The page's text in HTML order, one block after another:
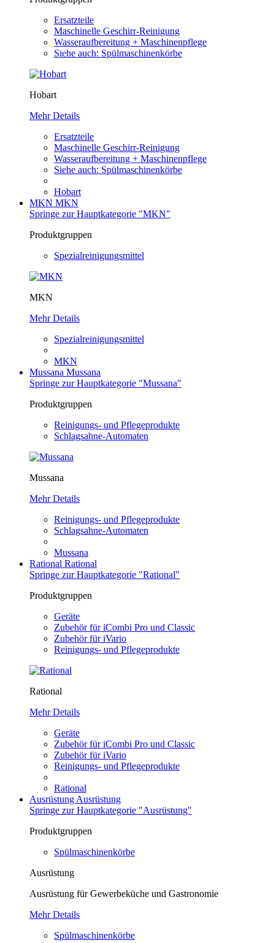
Ersatzteile
Maschinelle Geschirr-Reinigung
Wasseraufbereitung + Maschinenpflege
Siehe auch: Spülmaschinenkörbe
Hobart
Mehr Details
Ersatzteile
Maschinelle Geschirr-Reinigung
Wasseraufbereitung + Maschinenpflege
Siehe auch: Spülmaschinenkörbe
Hobart
MKN MKN
Springe zur Hauptkategorie "MKN"
Produktgruppen
Spezialreinigungsmittel
MKN
Mehr Details
Spezialreinigungsmittel
MKN
Mussana Mussana
Springe zur Hauptkategorie "Mussana"
Produktgruppen
Reinigungs- und Pflegeprodukte
Schlagsahne-Automaten
Mussana
Mehr Details
Reinigungs- und Pflegeprodukte
Schlagsahne-Automaten
Mussana
Rational Rational
Springe zur Hauptkategorie "Rational"
Produktgruppen
Geräte
Zubehör für iCombi Pro und Classic
Zubehör für iVario
Reinigungs- und Pflegeprodukte
Rational
Mehr Details
Geräte
Zubehör für iCombi Pro und Classic
Zubehör für iVario
Reinigungs- und Pflegeprodukte
Rational
Ausrüstung Ausrüstung
Springe zur Hauptkategorie "Ausrüstung"
Produktgruppen
Spülmaschinenkörbe
Ausrüstung
Ausrüstung für Gewerbeküche und Gastronomie
Mehr Details
Spülmaschinenkörbe